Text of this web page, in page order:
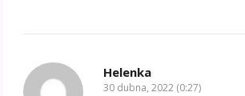
Helenka
30 dubna, 2022 (0:27)